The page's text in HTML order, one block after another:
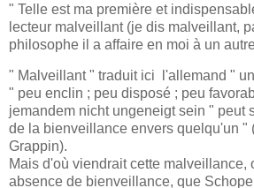
" Telle est ma première et
lecteur malveillant (je dis malveillant,
philosophe il a affaire en moi à un
" Malveillant " traduit ici l'allemand "
" peu enclin ; peu disposé ; peu
jemandem nicht ungeneigt sein " peut
de la bienveillance envers quelqu'un "
Grappin).
Mais d'où viendrait cette malveillance,
absence de bienveillance, que